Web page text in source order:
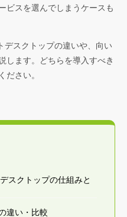
ビスを選んでしまうケースも
デスクトップの違いや、向い
します。どちらを導入すべき
ださい。
スクトップの仕組みと
違い・比較